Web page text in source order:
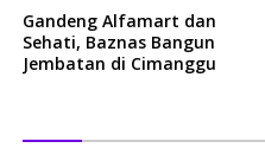
Gandeng Alfamart dan
Sehati, Baznas Bangun
Jembatan di Cimanggu